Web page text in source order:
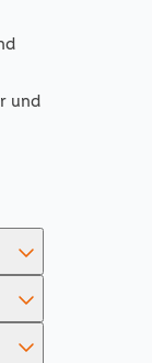
und